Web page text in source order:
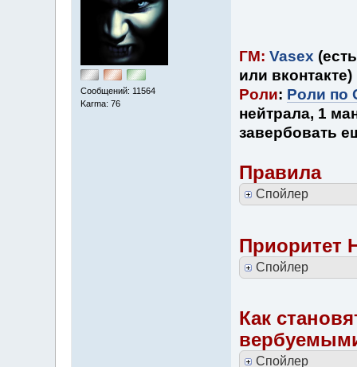
Сообщений: 11564
Karma: 76
ГМ: Vasex
или вконтакте)
Роли: Роли по
нейтрала, 1
завербовать
Правила
Спойлер
Приоритет
Спойлер
Как
Спойлер